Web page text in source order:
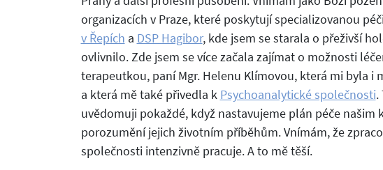
organizacích v Praze, které poskytují specializovanou
v Řepích a DSP Hagibor, kde jsem se starala o přeživší
ovlivnilo. Zde jsem se více začala zajímat o možnosti
terapeutkou, paní Mgr. Helenu Klímovou, která mi byla i
a která mě také přivedla k Psychoanalytické společnosti.
uvědomuji pokaždé, když nastavujeme plán péče
porozumění jejich životním příběhům. Vnímám, že
společnosti intenzivně pracuje. A to mě těší.